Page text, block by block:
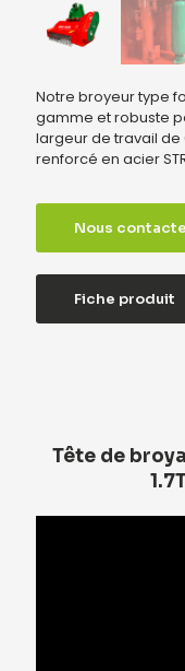
Notre broyeur type
gamme et robuste
largeur de travail de
renforcé en acier
Nous
Fiche produit
Tête de